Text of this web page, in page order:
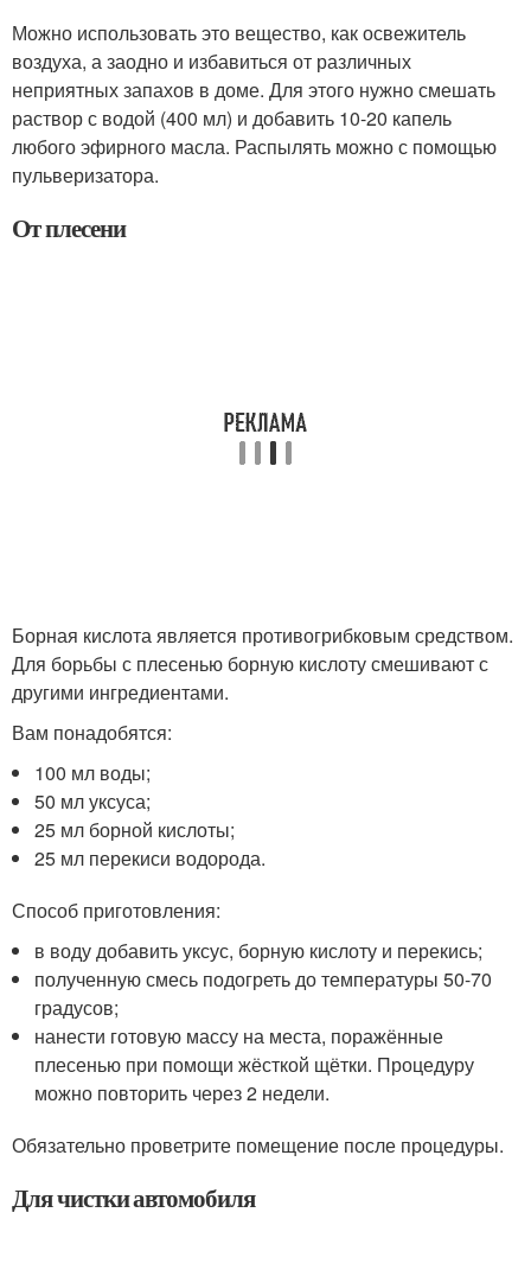
Можно использовать это вещество, как освежитель
воздуха, а заодно и избавиться от различных
неприятных запахов в доме. Для этого нужно смешать
раствор с водой (400 мл) и добавить 10-20 капель
любого эфирного масла. Распылять можно с помощью
пульверизатора.
От плесени
Борная кислота является противогрибковым средством.
Для борьбы с плесенью борную кислоту смешивают с
другими ингредиентами.
Вам понадобятся:
100 мл воды;
50 мл уксуса;
25 мл борной кислоты;
25 мл перекиси водорода.
Способ приготовления:
в воду добавить уксус, борную кислоту и перекись;
полученную смесь подогреть до температуры 50-70
градусов;
нанести готовую массу на места, поражённые
плесенью при помощи жёсткой щётки. Процедуру
можно повторить через 2 недели.
Обязательно проветрите помещение после процедуры.
Для чистки автомобиля